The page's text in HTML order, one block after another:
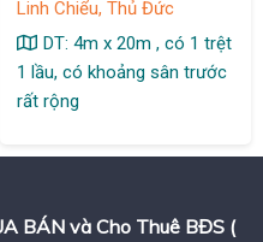
Linh Chiểu, Thủ Đức
DT: 4m x 20m , có 1 trệt
1 lầu, có khoảng sân trước
rất rộng
BÁN và Cho Thuê BĐS (